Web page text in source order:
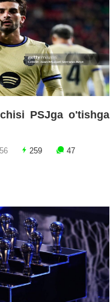
PSJga o'tishga
259 47